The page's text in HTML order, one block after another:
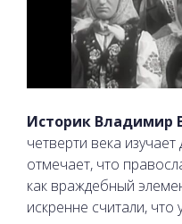
Историк Владимир
четверти века
отмечает, что
как враждебный
искренне считали,